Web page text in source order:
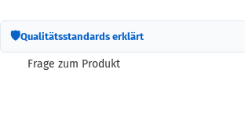
🛡Qualitätsstandards erklärt
Frage zum Produkt